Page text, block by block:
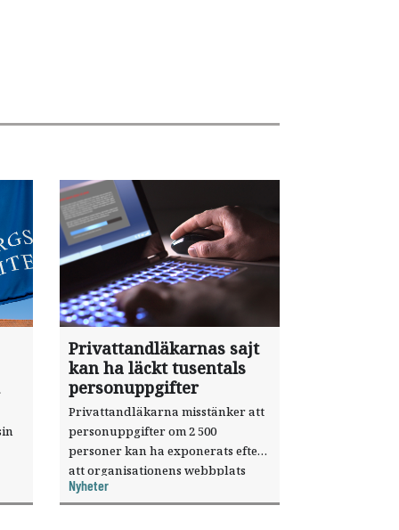
Privattandläkarnas sajt
kan ha läckt tusentals
personuppgifter
Privattandläkarna misstänker att
personuppgifter om 2 500
personer kan ha exponerats efter
att organisationens webbplats
utnyttjats genom en sårbarhet i ett
publiceringsverktyg.
Nyheter